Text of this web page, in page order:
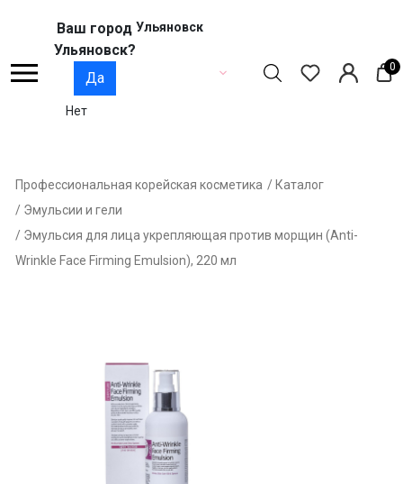
Ваш город
Ульяновск?
Да
Нет
Ульяновск
0
Профессиональная корейская косметика / Каталог
/ Эмульсии и гели
/ Эмульсия для лица укрепляющая против морщин (Anti-
Wrinkle Face Firming Emulsion), 220 мл